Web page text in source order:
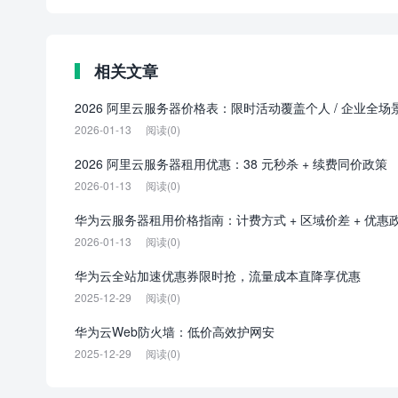
相关文章
2026 阿里云服务器价格表：限时活动覆盖个人 / 企业全场
2026-01-13 阅读(0)
2026 阿里云服务器租用优惠：38 元秒杀 + 续费同价政策
2026-01-13 阅读(0)
华为云服务器租用价格指南：计费方式 + 区域价差 + 优惠
2026-01-13 阅读(0)
华为云全站加速优惠券限时抢，流量成本直降享优惠
2025-12-29 阅读(0)
华为云Web防火墙：低价高效护网安
2025-12-29 阅读(0)